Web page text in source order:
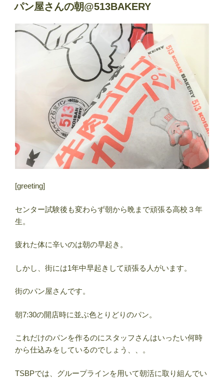
日:
パン屋さんの朝@513BAKERY
[greeting]
センター試験後も変わらず朝から晩まで頑張る高校３年
生。
疲れた体に辛いのは朝の早起き。
しかし、街には1年中早起きして頑張る人がいます。
街のパン屋さんです。
朝7:30の開店時に並ぶ色とりどりのパン。
これだけのパンを作るのにスタッフさんはいったい何時
から仕込みをしているのでしょう、、。
TSBPでは、グループラインを用いて朝活に取り組んでい